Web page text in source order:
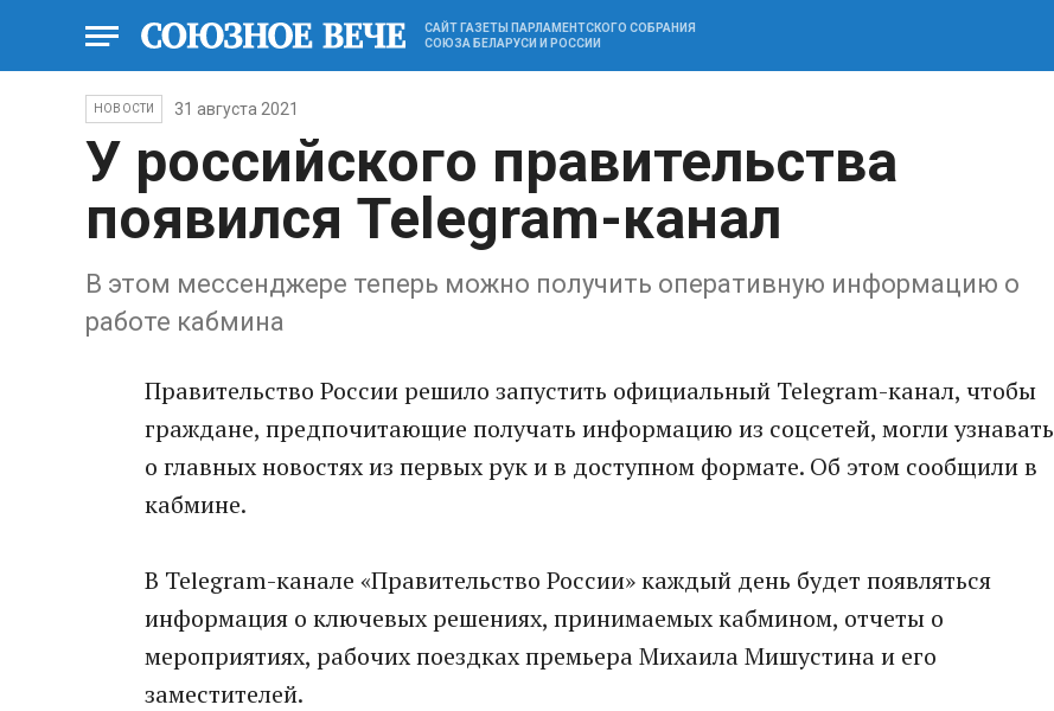
САЙТ ГАЗЕТЫ ПАРЛАМЕНТСКОГО СОБРАНИЯ
СОЮЗА БЕЛАРУСИ И РОССИИ
НОВОСТИ 31 августа 2021
У российского правительства
появился Telegram-канал
В этом мессенджере теперь можно получить оперативную информацию о
работе кабмина
Правительство России решило запустить официальный Telegram-канал, чтобы
граждане, предпочитающие получать информацию из соцсетей, могли узнавать
о главных новостях из первых рук и в доступном формате. Об этом сообщили в
кабмине.
В Telegram-канале «Правительство России» каждый день будет появляться
информация о ключевых решениях, принимаемых кабмином, отчеты о
мероприятиях, рабочих поездках премьера Михаила Мишустина и его
заместителей.